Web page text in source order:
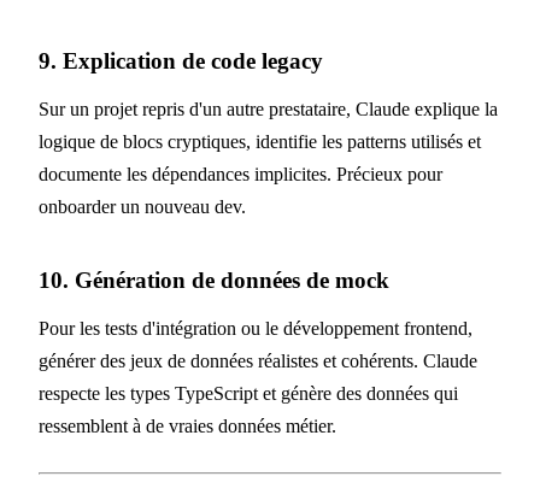
9. Explication de code legacy
Sur un projet repris d'un autre prestataire, Claude explique la
logique de blocs cryptiques, identifie les patterns utilisés et
documente les dépendances implicites. Précieux pour
onboarder un nouveau dev.
10. Génération de données de mock
Pour les tests d'intégration ou le développement frontend,
générer des jeux de données réalistes et cohérents. Claude
respecte les types TypeScript et génère des données qui
ressemblent à de vraies données métier.